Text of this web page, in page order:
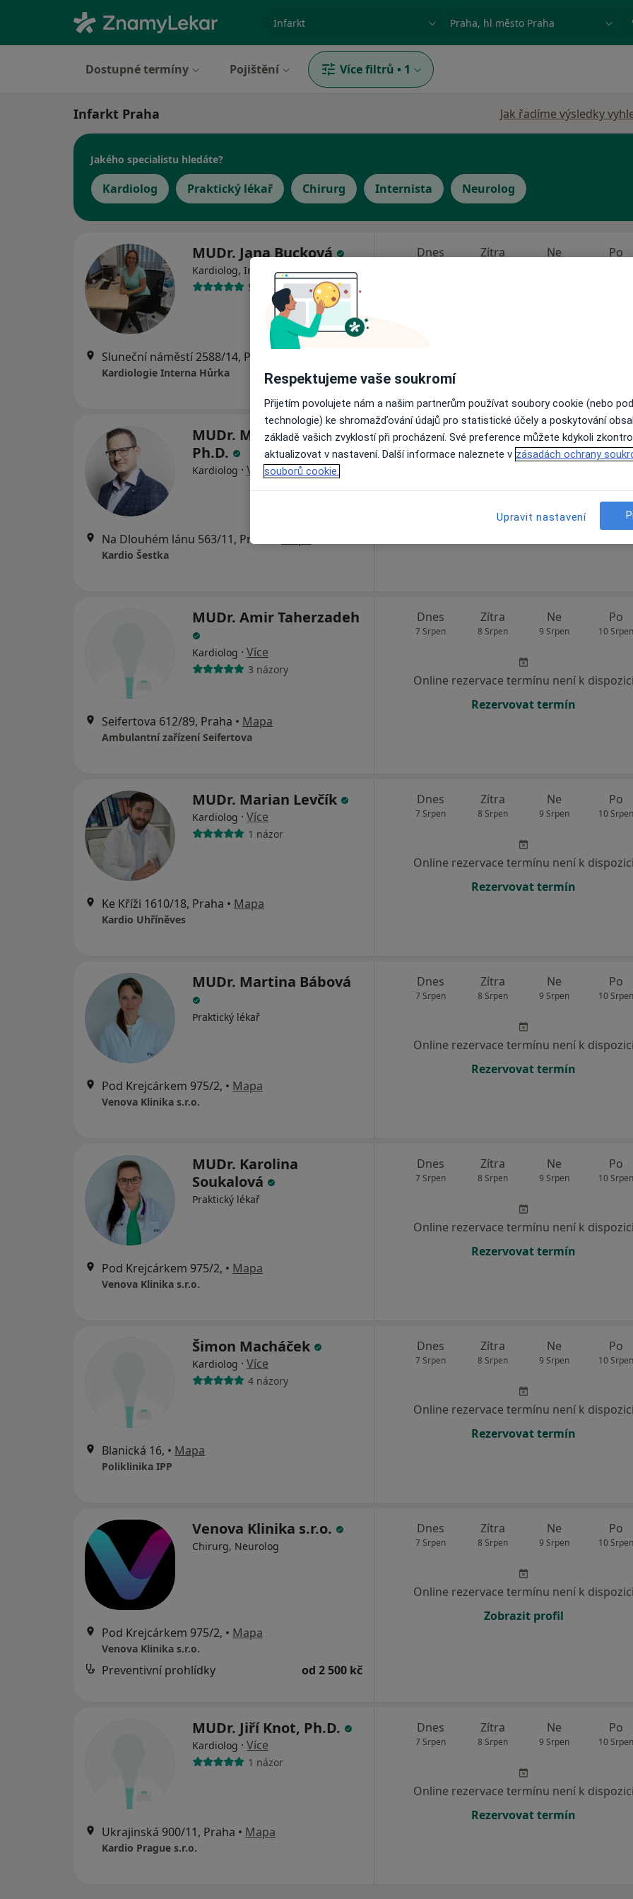
Město nebo region
Dostupné termíny Pojištění Více filtrů • 1
Infarkt Praha Jak řadíme výsledky
Jakého specialistu hledáte?
Kardiolog Praktický lékař Chirurg Internista Neurolog
MUDr. Jana Bucková
Kardiolog, Internista·Více
5 názorů
Sluneční náměstí 2588/14, Praha
Kardiologie Interna Hůrka
Dnes Zítra Ne Po
MUDr. Martin Hajšl,
Ph.D.
Kardiolog · Více
Na Dlouhém lánu 563/11, Praha
Kardio Šestka
Dnes
7 Srpen
Zítra
8 Srpen
Ne
9 Srpen
Po
10
Online rezervace termínu není k
Rezervovat termín
MUDr. Amir Taherzadeh
Kardiolog · Více
3 názory
Seifertova 612/89, Praha • Mapa
Ambulantní zařízení Seifertova
Dnes
7 Srpen
Zítra
8 Srpen
Ne
9 Srpen
Po
10 Srpen
Online rezervace termínu není k dispozici
Rezervovat termín
MUDr. Marian Levčík
Kardiolog · Více
1 názor
Ke Kříži 1610/18, Praha • Mapa
Kardio Uhříněves
Dnes
7 Srpen
Zítra
8 Srpen
Ne
9 Srpen
Po
10 Srpen
Online rezervace termínu není k dispozici
Rezervovat termín
MUDr. Martina Bábová
Praktický lékař
Pod Krejcárkem 975/2, • Mapa
Venova Klinika s.r.o.
Dnes
7 Srpen
Zítra
8 Srpen
Ne
9 Srpen
Po
10 Srpen
Online rezervace termínu není k dispozici
Rezervovat termín
MUDr. Karolina
Soukalová
Praktický lékař
Pod Krejcárkem 975/2, • Mapa
Venova Klinika s.r.o.
Dnes
7 Srpen
Zítra
8 Srpen
Ne
9 Srpen
Po
10 Srpen
Online rezervace termínu není k dispozici
Rezervovat termín
Šimon Macháček
Kardiolog · Více
4 názory
Blanická 16, • Mapa
Poliklinika IPP
Dnes
7 Srpen
Zítra
8 Srpen
Ne
9 Srpen
Po
10 Srpen
Online rezervace termínu není k dispozici
Rezervovat termín
Venova Klinika s.r.o.
Chirurg, Neurolog
Pod Krejcárkem 975/2, • Mapa
Venova Klinika s.r.o.
Preventivní prohlídky od 2 500 kč
Dnes
7 Srpen
Zítra
8 Srpen
Ne
9 Srpen
Po
10 Srpen
Online rezervace termínu není k dispozici
Zobrazit profil
MUDr. Jiří Knot, Ph.D.
Kardiolog · Více
1 názor
Ukrajinská 900/11, Praha • Mapa
Kardio Prague s.r.o.
Dnes
7 Srpen
Zítra
8 Srpen
Ne
9 Srpen
Po
10 Srpen
Online rezervace termínu není k dispozici
Rezervovat termín
Respektujeme vaše soukromí
Přijetím povolujete nám a našim partnerům používat soubory cookie (nebo
technologie) ke shromažďování údajů pro statistické účely a poskytování
základě vašich zvyklostí při procházení. Své preference můžete kdykoli
aktualizovat v nastavení. Další informace naleznete v zásadách ochrany
souborů cookie.
Upravit nastavení